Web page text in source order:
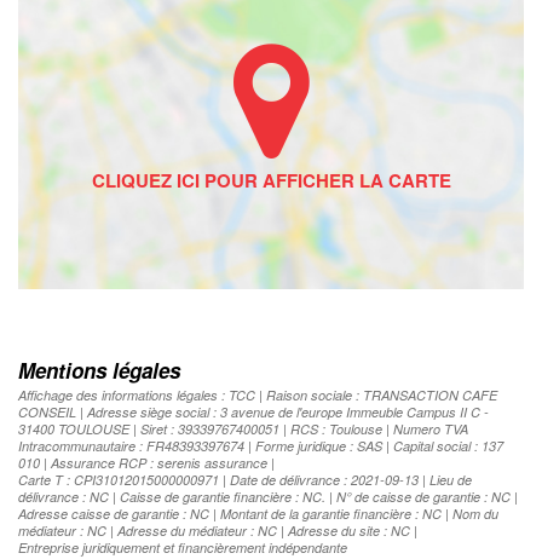
Mentions légales
Affichage des informations légales : TCC | Raison sociale : TRANSACTION CAFE
CONSEIL | Adresse siège social : 3 avenue de l'europe Immeuble Campus II C -
31400 TOULOUSE | Siret : 39339767400051 | RCS : Toulouse | Numero TVA
Intracommunautaire : FR48393397674 | Forme juridique : SAS | Capital social : 137
010 | Assurance RCP : serenis assurance |
Carte T : CPI31012015000000971 | Date de délivrance : 2021-09-13 | Lieu de
délivrance : NC | Caisse de garantie financière : NC. | N° de caisse de garantie : NC |
Adresse caisse de garantie : NC | Montant de la garantie financière : NC | Nom du
médiateur : NC | Adresse du médiateur : NC | Adresse du site : NC |
Entreprise juridiquement et financièrement indépendante